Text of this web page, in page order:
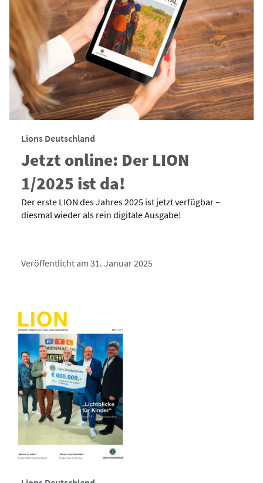
Lions Deutschland
Jetzt online: Der LION
1/2025 ist da!
Der erste LION des Jahres 2025 ist jetzt verfügbar –
diesmal wieder als rein digitale Ausgabe!
Veröffentlicht am 31. Januar 2025